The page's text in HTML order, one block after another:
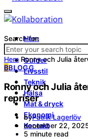
Hem
Blogg
Guider
Livsstil
Teknik
Hälsa
Mat & dryck
Ekonomi
Kontakt
Search for:
Hem Ronny och Julia
BBLOGG
Ronny och Julia
repriser
byPatrik Lagerlöv
december 22,
5 minute read